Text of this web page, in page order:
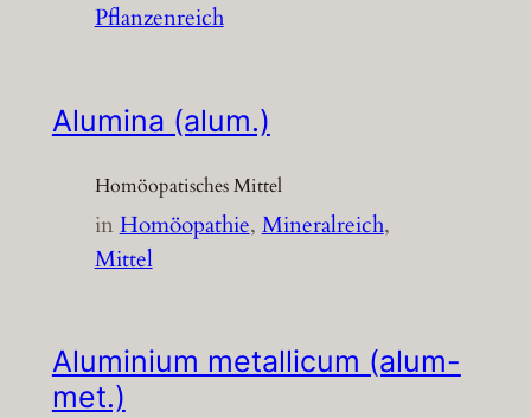
Pflanzenreich
Alumina (alum.)
Homöopatisches Mittel
inHomöopathie, Mineralreich
Mittel
Aluminium metallicum (alum-
met.)